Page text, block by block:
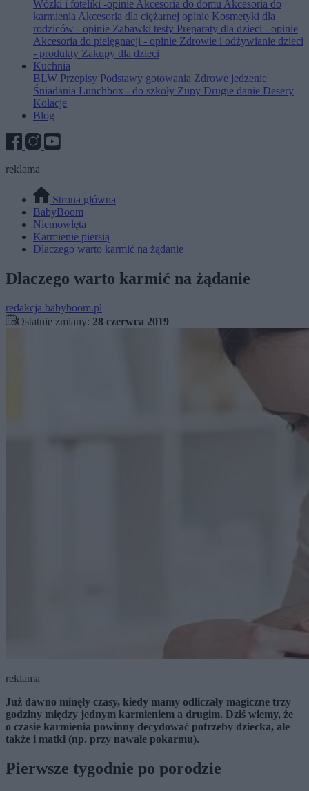
Wózki i foteliki -opinieAkcesoria do domu Akcesoria do
karmieniaAkcesoria dla ciężarnej opinie Kosmetyki dla
rodziców - opinie Zabawki testy Preparaty dla dzieci - opinie
Akcesoria do pielęgnacji - opinie Zdrowie i odżywianie dzieci
- produkty Zakupy dla dzieci
Kuchnia
BLW Przepisy Podstawy gotowania Zdrowe jedzenie
Śniadania Lunchbox - do szkoły Zupy Drugie danie Desery
Kolacje
Blog
reklama
Strona główna
BabyBoom
Niemowlęta
Karmienie piersią
Dlaczego warto karmić na żądanie
Dlaczego warto karmić na żądanie
redakcja babyboom.pl
Ostatnie zmiany: 28 czerwca 2019
reklama
Już dawno minęły czasy, kiedy mamy odliczały magiczne trzy
godziny między jednym karmieniem a drugim. Dziś wiemy, że
o czasie karmienia powinny decydować potrzeby dziecka, ale
także i matki (np. przy nawale pokarmu).
Pierwsze tygodnie po porodzie